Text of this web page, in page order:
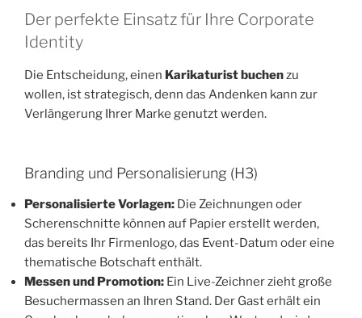
Der perfekte Einsatz für Ihre Corporate
Identity
Die Entscheidung, einen Karikaturist buchenzu
wollen, ist strategisch, denn das Andenken kann zur
Verlängerung Ihrer Marke genutzt werden.
Branding und Personalisierung (H3)
Personalisierte Vorlagen: Die Zeichnungen oder
Scherenschnitte können auf Papier erstellt werden,
das bereits Ihr Firmenlogo, das Event-Datum oder eine
thematische Botschaft enthält.
Messen und Promotion: Ein Live-Zeichner zieht große
Besuchermassen an Ihren Stand. Der Gast erhält ein